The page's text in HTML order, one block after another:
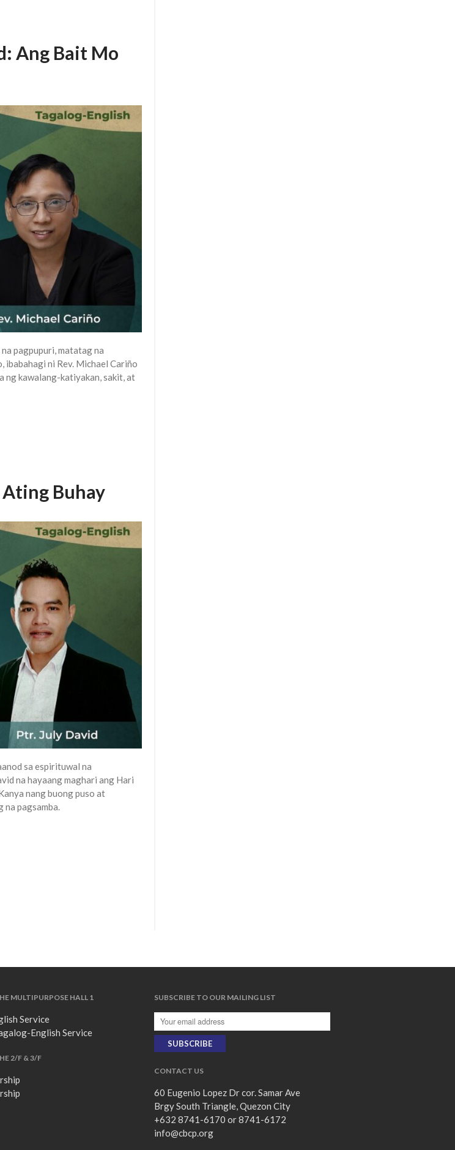
Ang Bait Mo
pagpupuri, matatag na
ni Rev. Michael Cariño
ng kawalang-katiyakan, sakit, at
Ating Buhay
sa espirituwal na
na hayaang maghari ang Hari
nang buong puso at
na pagsamba.
MULTIPURPOSE HALL 1
Service
English Service
2/F & 3/F
SUBSCRIBE TO OUR MAILING LIST
CONTACT US
60 Eugenio Lopez Dr cor. Samar Ave
Brgy South Triangle, Quezon City
+632 8741-6170 or 8741-6172
info@cbcp.org